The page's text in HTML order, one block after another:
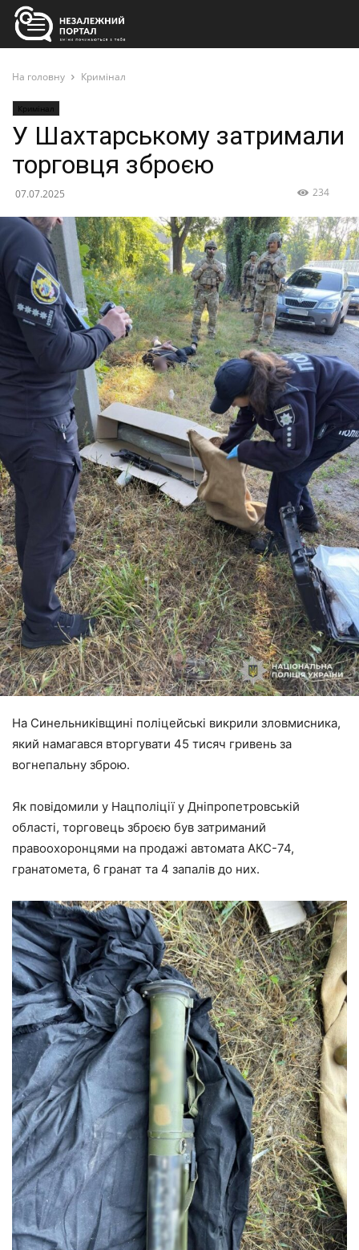
На головну Кримінал
Кримінал
У Шахтарському затримали
торговця зброєю
07.07.2025 234
На Синельниківщині поліцейські викрили зловмисника,
який намагався вторгувати 45 тисяч гривень за
вогнепальну зброю.
Як повідомили у Нацполіції у Дніпропетровській
області, торговець зброєю був затриманий
правоохоронцями на продажі автомата АКС-74,
гранатомета, 6 гранат та 4 запалів до них.